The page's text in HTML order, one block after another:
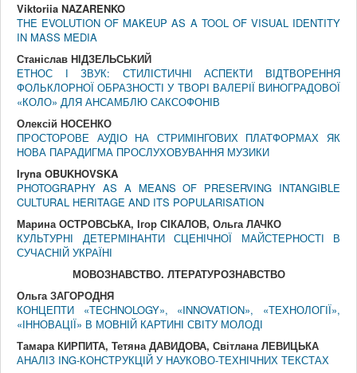
Viktoriia NAZARENKO
THE EVOLUTION OF MAKEUP AS A TOOL OF VISUAL IDENTITY
IN MASS MEDIA
Станіслав НІДЗЕЛЬСЬКИЙ
ЕТНОС І ЗВУК: СТИЛІСТИЧНІ АСПЕКТИ ВІДТВОРЕННЯ
ФОЛЬКЛОРНОЇ ОБРАЗНОСТІ У ТВОРІ ВАЛЕРІЇ ВИНОГРАДОВОЇ
«КОЛО» ДЛЯ АНСАМБЛЮ САКСОФОНІВ
Олексій НОСЕНКО
ПРОСТОРОВЕ АУДІО НА СТРИМІНГОВИХ ПЛАТФОРМАХ ЯК
НОВА ПАРАДИГМА ПРОСЛУХОВУВАННЯ МУЗИКИ
Iryna OBUKHOVSKA
PHOTOGRAPHY AS A MEANS OF PRESERVING INTANGIBLE
CULTURAL HERITAGE AND ITS POPULARISATION
Марина ОСТРОВСЬКА, Ігор СІКАЛОВ, Ольга ЛАЧКО
КУЛЬТУРНІ ДЕТЕРМІНАНТИ СЦЕНІЧНОЇ МАЙСТЕРНОСТІ В
СУЧАСНІЙ УКРАЇНІ
МОВОЗНАВСТВО. ЛТЕРАТУРОЗНАВСТВО
Ольга ЗАГОРОДНЯ
КОНЦЕПТИ «TECHNOLOGY», «INNOVATION», «ТЕХНОЛОГІЇ»,
«ІННОВАЦІЇ» В МОВНІЙ КАРТИНІ СВІТУ МОЛОДІ
Тамара КИРПИТА, Тетяна ДАВИДОВА, Світлана ЛЕВИЦЬКА
АНАЛІЗ ING-КОНСТРУКЦІЙ У НАУКОВО-ТЕХНІЧНИХ ТЕКСТАХ